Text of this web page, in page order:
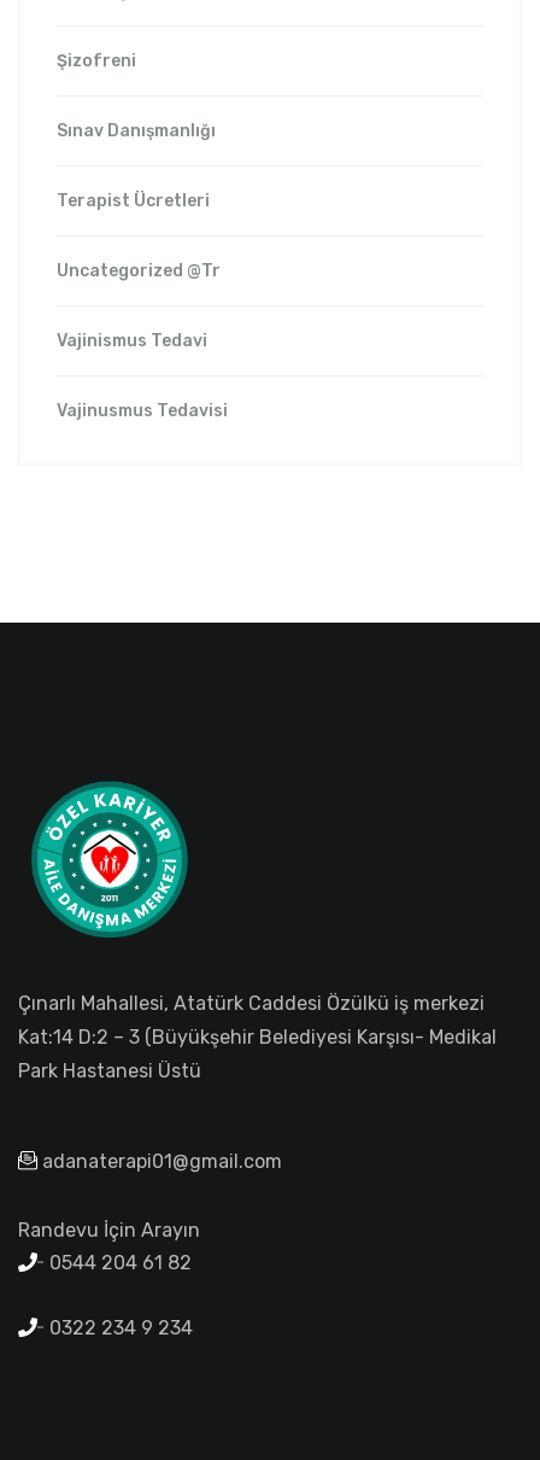
Şizofreni
Sınav Danışmanlığı
Terapist Ücretleri
Uncategorized @tr
Vajinismus Tedavi
Vajinusmus Tedavisi
Çınarlı Mahallesi, Atatürk Caddesi Özülkü iş merkezi
Kat:14 D:2 – 3 (Büyükşehir Belediyesi Karşısı- Medikal
Park Hastanesi Üstü
adanaterapi01@gmail.com
Randevu İçin Arayın
0544 204 61 82
0322 234 9 234